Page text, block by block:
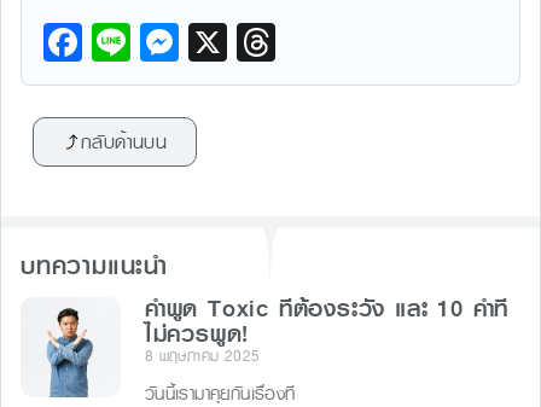
F
a
c
e
o
Li
n
e
M
e
s
s
er
X
hr
กลับด้านบน
บทความแนะนำ
คำพูด Toxic ที่ต้องระวัง และ 10 คำที่
ไม่ควรพูด!
8 พฤษภาคม 2025
วันนี้เรามาคุยกันเรื่องที